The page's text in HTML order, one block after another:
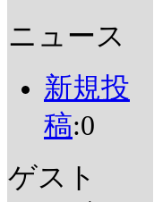
ニュース
新規投
稿:0
ゲスト